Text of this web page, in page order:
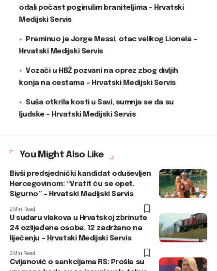
odali počast poginulim braniteljima – Hrvatski
Medijski Servis
Preminuo je Jorge Messi, otac velikog Lionela –
Hrvatski Medijski Servis
Vozači u HBŽ pozvani na oprez zbog divljih
konja na cestama – Hrvatski Medijski Servis
Suša otkrila kosti u Savi, sumnja se da su
ljudske – Hrvatski Medijski Servis
You Might Also Like
Bivši predsjednički kandidat oduševljen
Hercegovinom: “Vratit ću se opet.
Sigurno” – Hrvatski Medijski Servis
2 Min Read
U sudaru vlakova u Hrvatskoj zbrinute
24 ozlijeđene osobe, 12 zadržano na
liječenju – Hrvatski Medijski Servis
2 Min Read
Cvijanović o sankcijama RS: Prošla su